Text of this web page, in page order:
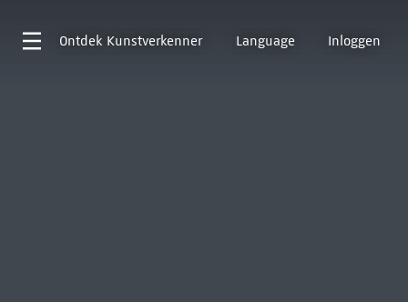
Ontdek Kunstverkenner Language Inloggen